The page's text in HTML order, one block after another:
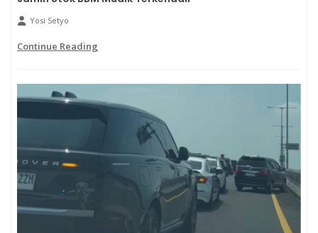
Yosi Setyo
Continue Reading